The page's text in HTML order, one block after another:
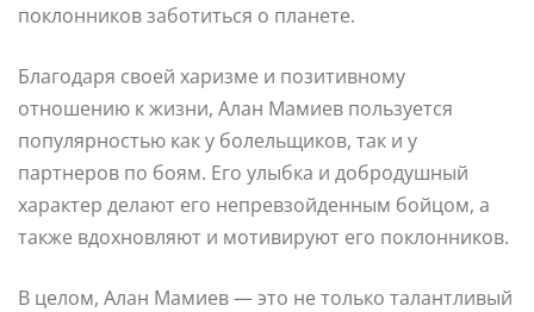
поклонников заботиться о планете.
Благодаря своей харизме и позитивному
отношению к жизни, Алан Мамиев пользуется
популярностью как у болельщиков, так и у
партнеров по боям. Его улыбка и добродушный
характер делают его непревзойденным бойцом, а
также вдохновляют и мотивируют его поклонников.
В целом, Алан Мамиев — это не только талантливый